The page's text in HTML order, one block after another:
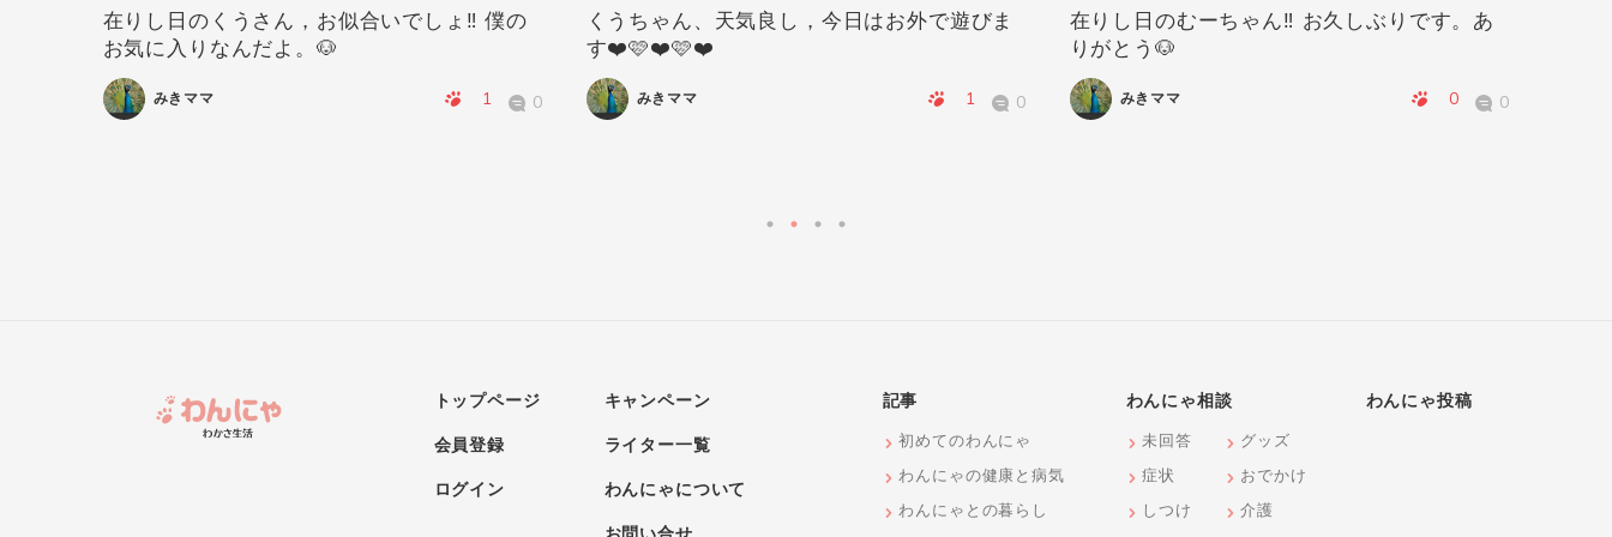
在りし日のくうさん，お似合いでしょ‼️ 僕の
お気に入りなんだよ。🐶
みきママ 1 0
くうちゃん、天気良し，今日はお外で遊びま
す❤️🩷❤️🩷❤️
みきママ 1 0
在りし日のむーちゃん‼️ お久しぶりです。あ
りがとう🐶
みきママ 0 0
トップページ
会員登録
ログイン
キャンペーン
ライター一覧
わんにゃについて
記事
初めてのわんにゃ
わんにゃの健康と病気
わんにゃとの暮らし
わんにゃ相談
未回答
グッズ
症状
おでかけ
しつけ
介護
わんにゃ投稿